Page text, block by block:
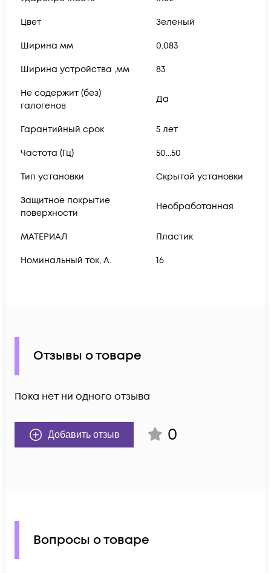
Цвет Зеленый
Ширина мм 0.083
Ширина устройства ,мм 83
Не содержит (без)
галогенов
Да
Гарантийный срок 5 лет
Частота (Гц) 50...50
Тип установки Скрытой установки
Защитное покрытие
поверхности
Необработанная
МАТЕРИАЛ Пластик
Номинальный ток, А. 16
Отзывы о товаре
Пока нет ни одного отзыва
Добавить отзыв 0
Вопросы о товаре